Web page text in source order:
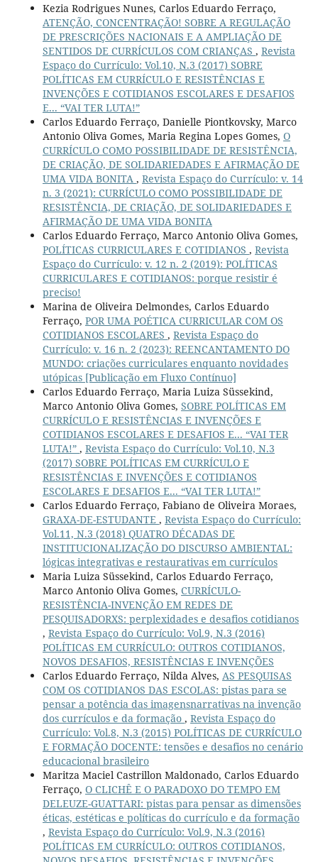
Kezia Rodrigues Nunes, Carlos Eduardo Ferraço,
ATENÇÃO, CONCENTRAÇÃO! SOBRE A REGULAÇÃO
DE PRESCRIÇÕES NACIONAIS E A AMPLIAÇÃO DE
SENTIDOS DE CURRÍCULOS COM CRIANÇAS , Revista
Espaço do Currículo: Vol.10, N.3 (2017) SOBRE
POLÍTICAS EM CURRÍCULO E RESISTÊNCIAS E
INVENÇÕES E COTIDIANOS ESCOLARES E DESAFIOS
E... “VAI TER LUTA!”
Carlos Eduardo Ferraço, Danielle Piontkovsky, Marco
Antonio Oliva Gomes, Maria Regina Lopes Gomes, O
CURRÍCULO COMO POSSIBILIDADE DE RESISTÊNCIA,
DE CRIAÇÃO, DE SOLIDARIEDADES E AFIRMAÇÃO DE
UMA VIDA BONITA , Revista Espaço do Currículo: v. 14
n. 3 (2021): CURRÍCULO COMO POSSIBILIDADE DE
RESISTÊNCIA, DE CRIAÇÃO, DE SOLIDARIEDADES E
AFIRMAÇÃO DE UMA VIDA BONITA
Carlos Eduardo Ferraço, Marco Antonio Oliva Gomes,
POLÍTICAS CURRICULARES E COTIDIANOS , Revista
Espaço do Currículo: v. 12 n. 2 (2019): POLÍTICAS
CURRICULARES E COTIDIANOS: porque resistir é
preciso!
Marina de Oliveira Delmondes, Carlos Eduardo
Ferraço, POR UMA POÉTICA CURRICULAR COM OS
COTIDIANOS ESCOLARES , Revista Espaço do
Currículo: v. 16 n. 2 (2023): REENCANTAMENTO DO
MUNDO: criações curriculares enquanto novidades
utópicas [Publicação em Fluxo Contínuo]
Carlos Eduardo Ferraço, Maria Luiza Süssekind,
Marco Antonio Oliva Gomes, SOBRE POLÍTICAS EM
CURRÍCULO E RESISTÊNCIAS E INVENÇÕES E
COTIDIANOS ESCOLARES E DESAFIOS E... “VAI TER
LUTA!” , Revista Espaço do Currículo: Vol.10, N.3
(2017) SOBRE POLÍTICAS EM CURRÍCULO E
RESISTÊNCIAS E INVENÇÕES E COTIDIANOS
ESCOLARES E DESAFIOS E... “VAI TER LUTA!”
Carlos Eduardo Ferraço, Fabiano de Oliveira Moraes,
GRAXA-DE-ESTUDANTE , Revista Espaço do Currículo:
Vol.11, N.3 (2018) QUATRO DÉCADAS DE
INSTITUCIONALIZAÇÃO DO DISCURSO AMBIENTAL:
lógicas integrativas e restaurativas em currículos
Maria Luiza Süssekind, Carlos Eduardo Ferraço,
Marco Antonio Oliva Gomes, CURRÍCULO-
RESISTÊNCIA-INVENÇÃO EM REDES DE
PESQUISADORXS: perplexidades e desafios cotidianos
, Revista Espaço do Currículo: Vol.9, N.3 (2016)
POLÍTICAS EM CURRÍCULO: OUTROS COTIDIANOS,
NOVOS DESAFIOS, RESISTÊNCIAS E INVENÇÕES
Carlos Eduardo Ferraço, Nilda Alves, AS PESQUISAS
COM OS COTIDIANOS DAS ESCOLAS: pistas para se
pensar a potência das imagensnarrativas na invenção
dos currículos e da formação , Revista Espaço do
Currículo: Vol.8, N.3 (2015) POLÍTICAS DE CURRÍCULO
E FORMAÇÃO DOCENTE: tensões e desafios no cenário
educacional brasileiro
Maritza Maciel Castrillon Maldonado, Carlos Eduardo
Ferraço, O CLICHÊ E O PARADOXO DO TEMPO EM
DELEUZE-GUATTARI: pistas para pensar as dimensões
éticas, estéticas e políticas do currículo e da formação
, Revista Espaço do Currículo: Vol.9, N.3 (2016)
POLÍTICAS EM CURRÍCULO: OUTROS COTIDIANOS,